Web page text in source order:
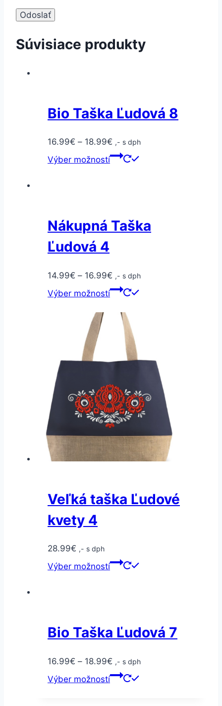
Súvisiace produkty
Bio Taška Ľudová 8
16.99€ – 18.99€ ,- s dph
Výber možností
Nákupná Taška
Ľudová 4
14.99€ – 16.99€ ,- s dph
Výber možností
Veľká taška Ľudové
kvety 4
28.99€ ,- s dph
Výber možností
Bio Taška Ľudová 7
16.99€ – 18.99€ ,- s dph
Výber možností